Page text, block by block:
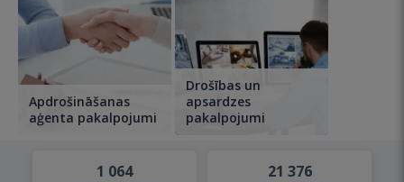
Apdrošināšanas
aģenta pakalpojumi
Drošības un
apsardzes
pakalpojumi
1 064 21 376